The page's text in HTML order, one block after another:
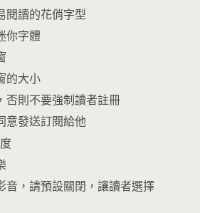
閱讀的花俏字型
你字體
的大小
否則不要強制讀者註冊
意發送訂閱給他
音，請預設關閉，讓讀者選擇